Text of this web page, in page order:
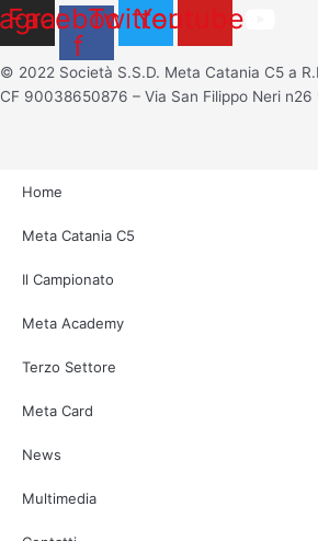
Facebook-
f
TwitterYoutube
© 2022 Società S.S.D. Meta Catania C5 a
CF 90038650876 – Via San Filippo Neri n26
Home
Meta Catania C5
Il Campionato
Meta Academy
Terzo Settore
Meta Card
News
Multimedia